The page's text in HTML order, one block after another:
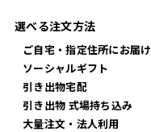
選べる注文方法
ご自宅・指定住所にお届け
ソーシャルギフト
引き出物宅配
引き出物 式場持ち込み
大量注文・法人利用